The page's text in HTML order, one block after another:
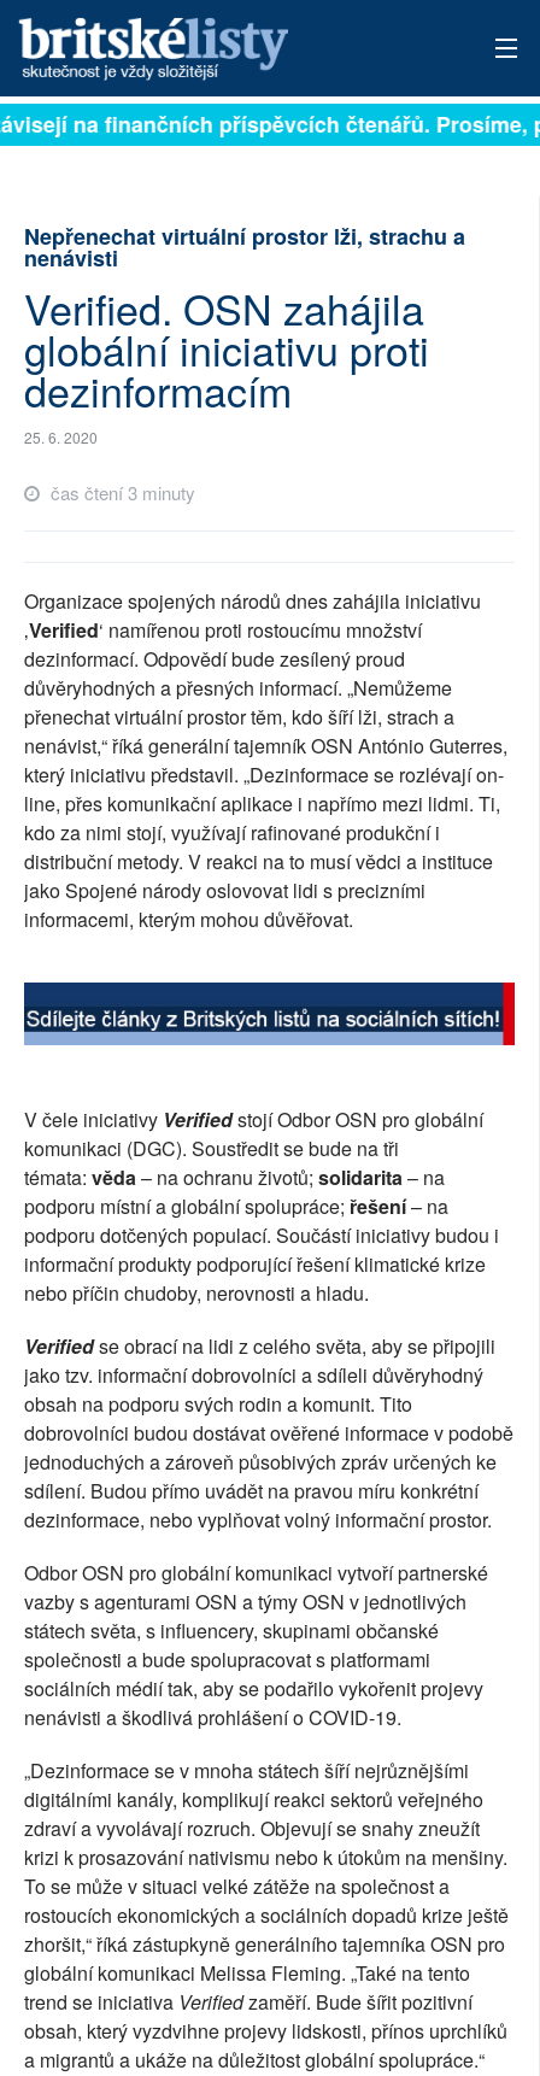
PŘIHLÁSIT
ARCHIV
ROZHOVORY
TÉMATA
NEJČTENĚJŠÍ ZA 7 DNÍ
RUBRIKY
PLNÁ VERZE STRÁNEK
na finančních příspěvcích čtenářů. Prosíme,
Nepřenechat virtuální prostor lži, strachu a
nenávisti
Verified. OSN zahájila
globální iniciativu proti
dezinformacím
25. 6. 2020
čas čtení 3 minuty
Organizace spojených národů dnes zahájila iniciativu
‚Verified‘ namířenou proti rostoucímu množství
dezinformací. Odpovědí bude zesílený proud
důvěryhodných a přesných informací. „Nemůžeme
přenechat virtuální prostor těm, kdo šíří lži, strach a
nenávist,“ říká generální tajemník OSN António Guterres,
který iniciativu představil. „Dezinformace se rozlévají on-
line, přes komunikační aplikace i napřímo mezi lidmi. Ti,
kdo za nimi stojí, využívají rafinované produkční i
distribuční metody. V reakci na to musí vědci a instituce
jako Spojené národy oslovovat lidi s precizními
informacemi, kterým mohou důvěřovat.
V čele iniciativy Verifiedstojí Odbor OSN pro globální
komunikaci (DGC). Soustředit se bude na tři
témata: věda– na ochranu životů; solidarita– na
podporu místní a globální spolupráce; řešení– na
podporu dotčených populací. Součástí iniciativy budou i
informační produkty podporující řešení klimatické krize
nebo příčin chudoby, nerovnosti a hladu.
Verifiedse obrací na lidi z celého světa, aby se připojili
jako tzv. informační dobrovolníci a sdíleli důvěryhodný
obsah na podporu svých rodin a komunit. Tito
dobrovolníci budou dostávat ověřené informace v podobě
jednoduchých a zároveň působivých zpráv určených ke
sdílení. Budou přímo uvádět na pravou míru konkrétní
dezinformace, nebo vyplňovat volný informační prostor.
Odbor OSN pro globální komunikaci vytvoří partnerské
vazby s agenturami OSN a týmy OSN v jednotlivých
státech světa, s influencery, skupinami občanské
společnosti a bude spolupracovat s platformami
sociálních médií tak, aby se podařilo vykořenit projevy
nenávisti a škodlivá prohlášení o COVID-19.
„Dezinformace se v mnoha státech šíří nejrůznějšími
digitálními kanály, komplikují reakci sektorů veřejného
zdraví a vyvolávají rozruch. Objevují se snahy zneužít
krizi k prosazování nativismu nebo k útokům na menšiny.
To se může v situaci velké zátěže na společnost a
rostoucích ekonomických a sociálních dopadů krize ještě
zhoršit,“ říká zástupkyně generálního tajemníka OSN pro
globální komunikaci Melissa Fleming. „Také na tento
trend se iniciativa Verifiedzaměří. Bude šířit pozitivní
obsah, který vyzdvihne projevy lidskosti, přínos uprchlíků
a migrantů a ukáže na důležitost globální spolupráce.“